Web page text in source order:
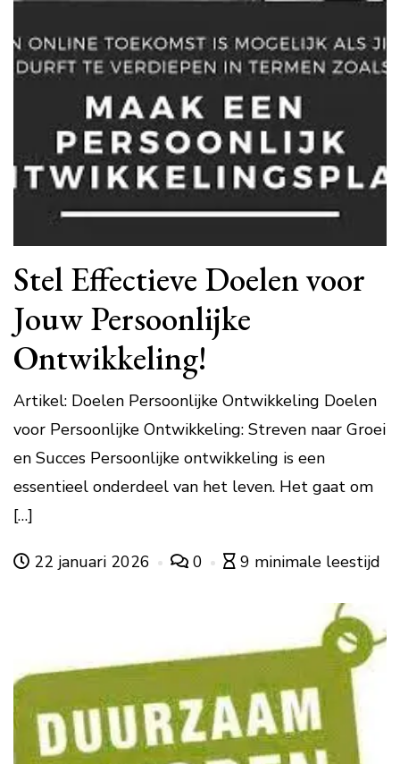
Stel Effectieve Doelen voor
Jouw Persoonlijke
Ontwikkeling!
Artikel: Doelen Persoonlijke Ontwikkeling Doelen
voor Persoonlijke Ontwikkeling: Streven naar Groei
en Succes Persoonlijke ontwikkeling is een
essentieel onderdeel van het leven. Het gaat om
[…]
22 januari 2026 0 9 minimale leestijd